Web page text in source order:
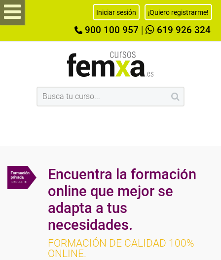
Iniciar sesión ¡Quiero registrarme!
900 100 957 619 926 324
Encuentra la formación
online que mejor se
adapta a tus
necesidades.
FORMACIÓN DE CALIDAD 100%
ONLINE.